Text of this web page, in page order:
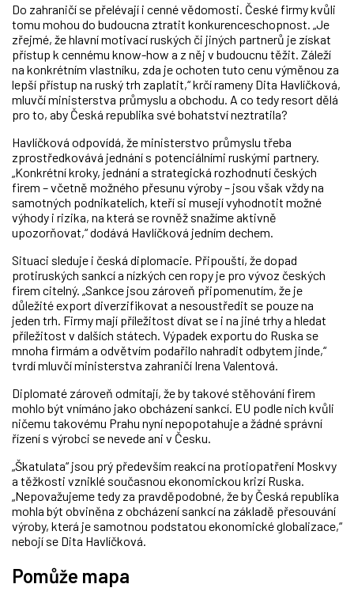
Do zahraničí se přelévají i cenné vědomosti. České firmy kvůli
tomu mohou do budoucna ztratit konkurenceschopnost. „Je
zřejmé, že hlavní motivací ruských či jiných partnerů je získat
přístup k cennému know-how a z něj v budoucnu těžit. Záleží
na konkrétním vlastníku, zda je ochoten tuto cenu výměnou za
lepší přístup na ruský trh zaplatit,“ krčí rameny Dita Havlíčková,
mluvčí ministerstva průmyslu a obchodu. A co tedy resort dělá
pro to, aby Česká republika své bohatství neztratila?
Havlíčková odpovídá, že ministerstvo průmyslu třeba
zprostředkovává jednání s potenciálními ruskými partnery.
„Konkrétní kroky, jednání a strategická rozhodnutí českých
firem – včetně možného přesunu výroby – jsou však vždy na
samotných podnikatelích, kteří si musejí vyhodnotit možné
výhody i rizika, na která se rovněž snažíme aktivně
upozorňovat,“ dodává Havlíčková jedním dechem.
Situaci sleduje i česká diplomacie. Připouští, že dopad
protiruských sankcí a nízkých cen ropy je pro vývoz českých
firem citelný. „Sankce jsou zároveň připomenutím, že je
důležité export diverzifikovat a nesoustředit se pouze na
jeden trh. Firmy mají příležitost dívat se i na jiné trhy a hledat
příležitost v dalších státech. Výpadek exportu do Ruska se
mnoha firmám a odvětvím podařilo nahradit odbytem jinde,“
tvrdí mluvčí ministerstva zahraničí Irena Valentová.
Diplomaté zároveň odmítají, že by takové stěhování firem
mohlo být vnímáno jako obcházení sankcí. EU podle nich kvůli
ničemu takovému Prahu nyní nepopotahuje a žádné správní
řízení s výrobci se nevede ani v Česku.
„Škatulata“ jsou prý především reakcí na protiopatření Moskvy
a těžkosti vzniklé současnou ekonomickou krizí Ruska.
„Nepovažujeme tedy za pravděpodobné, že by Česká republika
mohla být obviněna z obcházení sankcí na základě přesouvání
výroby, která je samotnou podstatou ekonomické globalizace,“
nebojí se Dita Havlíčková.
Pomůže mapa